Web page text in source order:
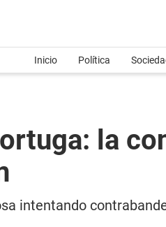
Inicio Política
la
intentando